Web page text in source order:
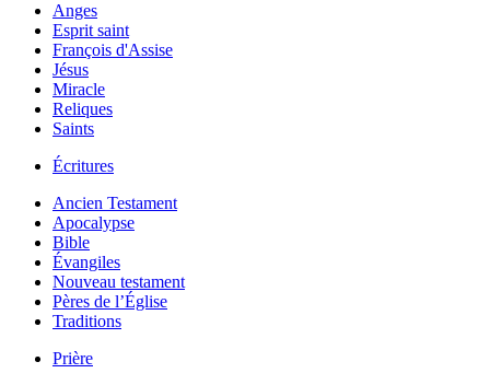
Anges
Esprit saint
François d'Assise
Jésus
Miracle
Reliques
Saints
Écritures
Ancien Testament
Apocalypse
Bible
Évangiles
Nouveau testament
Pères de l’Église
Traditions
Prière